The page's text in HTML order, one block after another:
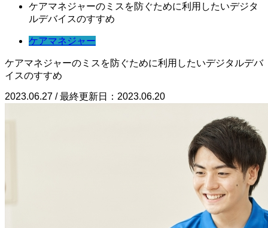
ケアマネジャーのミスを防ぐために利用したいデジタ
ルデバイスのすすめ
ケアマネジャー
ケアマネジャーのミスを防ぐために利用したいデジタルデバ
イスのすすめ
2023.06.27 / 最終更新日：2023.06.20